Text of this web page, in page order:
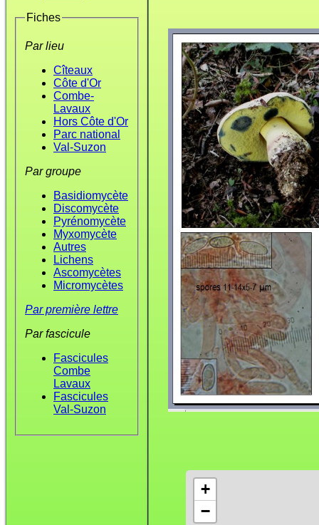
Fiches
Par lieu
Cîteaux
Côte d'Or
Combe-
Lavaux
Hors Côte d'Or
Parc national
Val-Suzon
Par groupe
Basidiomycète
Discomycète
Pyrénomycète
Myxomycète
Autres
Lichens
Ascomycètes
Micromycètes
Par première lettre
Par fascicule
Fascicules
Combe
Lavaux
Fascicules
Val-Suzon
+
−